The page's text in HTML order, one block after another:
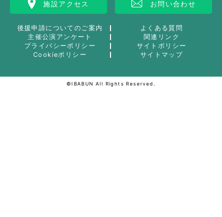
施設アクセス お問い合わせ
後援申請についてのご案内
よくある質問
主催公演アンケート
関連リンク
プライバシーポリシー
サイトポリシー
Cookieポリシー
サイトマップ
©IBABUN All Rights Reserved.